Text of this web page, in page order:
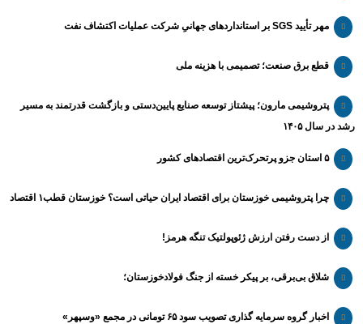
مهر تأیید SGS بر استانداردهای جهانیِ شرکت عملیات اکتشاف نفت
قطع برق صنعت؛ تصمیمی با هزینه ملی
پتروشیمی مارون؛ پیشتاز توسعه صنایع پایین‌دستی و بازگشت قدرتمند به مسیر
رشد در سال ۱۴۰۵
۵ استان جزو پرتحرک‌ترین اقتصاد‌های کشور
چرا پتروشیمی خوزستان برای اقتصاد ایران حیاتی است؟ خوزستان قطب۱ اقتصاد
از دست رفتن ارزش ژئوپولتیک تنگه هرمز!
شلاق‌ بی‌برقی، بر پیکر خسته‌ از جنگ فولادخوزستان؛
اخبار گروه سرمایه گذاری تصویب سود ۶۵ تومانی در مجمع «وسپهر»